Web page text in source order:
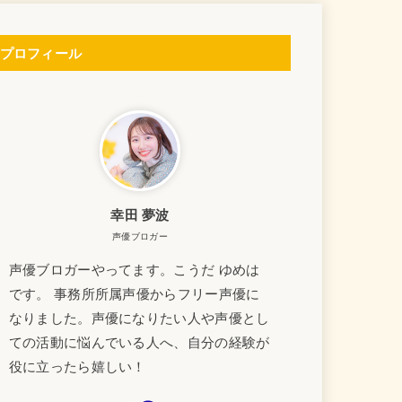
プロフィール
幸田 夢波
声優ブロガー
声優ブロガーやってます。こうだ ゆめは
です。 事務所所属声優からフリー声優に
なりました。声優になりたい人や声優とし
ての活動に悩んでいる人へ、自分の経験が
役に立ったら嬉しい！